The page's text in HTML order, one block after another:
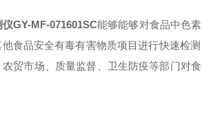
GY-MF-071601SC能够能够对食品中色素
食品安全有毒有害物质项目进行快速检测
贸市场、质量监督、卫生防疫等部门对